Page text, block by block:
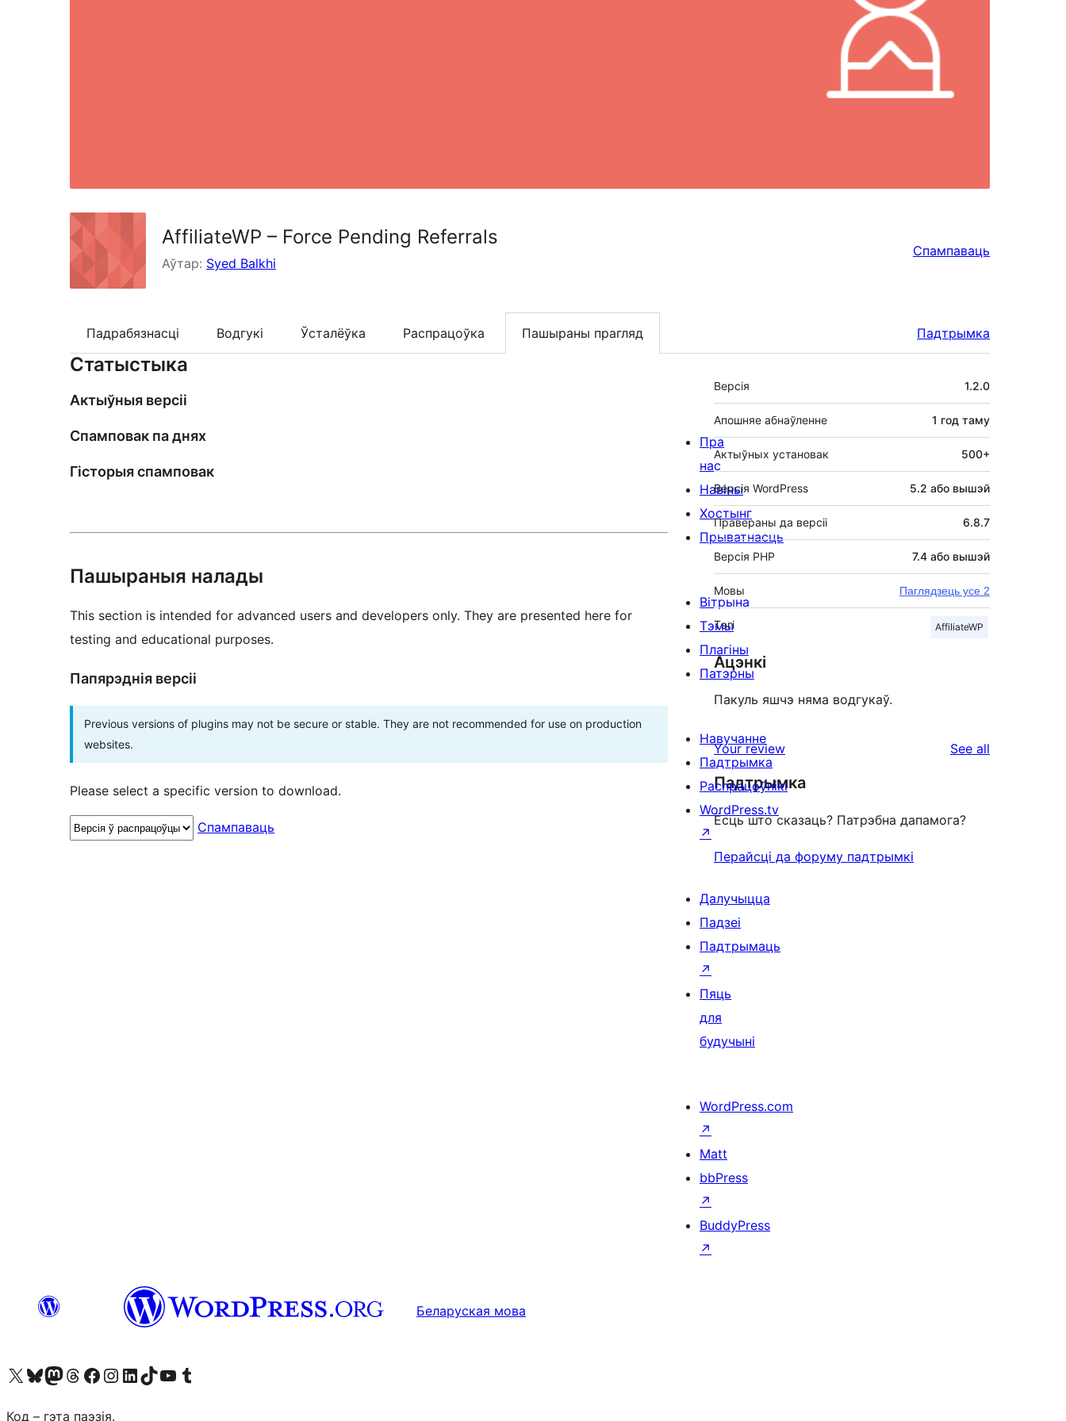
AffiliateWP – Force Pending Referrals
Аўтар: Syed Balkhi
Спампаваць
Падрабязнасці Водгукі Ўсталёўка Распрацоўка Пашыраны прагляд Падтрымка
Статыстыка
Актыўныя версіі
Спамповак па днях
Гісторыя спамповак
Пашыраныя налады
This section is intended for advanced users and developers only. They are presented here for
testing and educational purposes.
Папярэднія версіі
Previous versions of plugins may not be secure or stable. They are not recommended for use on production
websites.
Please select a specific version to download.
Спампаваць
Мета
Версія 1.2.0
Апошняе абнаўленне 1 год таму
Актыўных установак 500+
Версія WordPress 5.2 або вышэй
Правераны да версіі 6.8.7
Версія PHP 7.4 або вышэй
Мовы Паглядзець усе 2
Тэгі AffiliateWP
Ацэнкі
Пакуль яшчэ няма водгукаў.
Your review See all
Падтрымка
Ёсць што сказаць? Патрэбна дапамога?
Перайсці да форуму падтрымкі
Пра
нас
Навіны
Хостынг
Прыватнасць
Вітрына
Тэмы
Плагіны
Патэрны
Навучанне
Падтрымка
Распрацоўнікі
WordPress.tv
↗
Далучыцца
Падзеі
Падтрымаць
↗
Пяць
для
будучыні
WordPress.com
↗
Matt
bbPress
↗
BuddyPress
↗
Беларуская мова
Наведайце наш акаўнт у X (былы Twitter)
Visit our Bluesky account
Visit our Mastodon account
Visit our Threads account
Наведаеце нашу старонку на Facebook
Наведайце наш Instagram
Наведайце нашу старонку ў LinkedIn
Visit our TikTok account
Наведайце наш YouTube каналVisit our Tumblr account
Код – гэта паэзія.